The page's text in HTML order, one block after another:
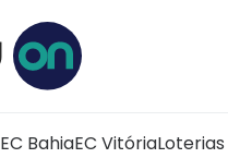
EC BahiaEC VitóriaLoterias